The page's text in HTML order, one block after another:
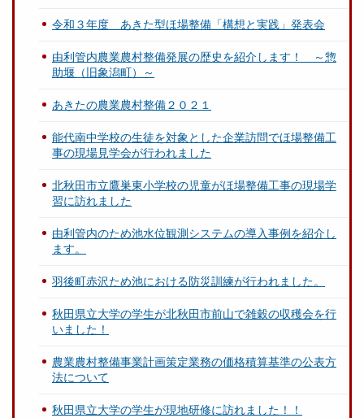
令和３年度 あきた型ほ場整備「構想と実践」発表会
由利管内農業農村整備発展の歴史を紹介します！ ～惣
助堰（旧象潟町）～
あきたの農業農村整備２０２１
能代南中学校の生徒を対象とした企業訪問でほ場整備工
事の現場見学会が行われました
北秋田市立鷹巣東小学校の児童がほ場整備工事の現場学
習に訪れました
由利管内のため池水位観測システムの導入事例を紹介し
ます。
羽後町赤沢ため池における防災訓練が行われました。
秋田県立大学の学生が北秋田市前山で雑穀の収穫会を行
いました！
農業農村整備事業計画策定業務の価格積算基準の公表方
法について
秋田県立大学の学生が現地研修に訪れました！！